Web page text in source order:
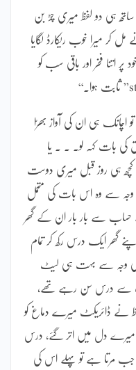
ساتھ ہی دو لفظ میری چڑ بن
کر میرا خوب ریکارڈ لگایا
اتنا فخر اور باقی سب کو
اچانک ہی ان کی آواز بھرّا
کی بات کہہ لو۔ ۔ ۔ یا
ہی روز قبل میری دوست
وجہ سے وہ اس بات کی متحمل
حساب سے بار بار ان کے گھر
گھر ایک درس رکھ کر تمام
کسی وجہ سے بہت ہی لیٹ
سے درس سن رہے تھے،
نے ڈائریکٹ میرے دماغ کو
میرے دل میں اتر گئے، درس
جب مرتا ہے تو پہلے اس کی